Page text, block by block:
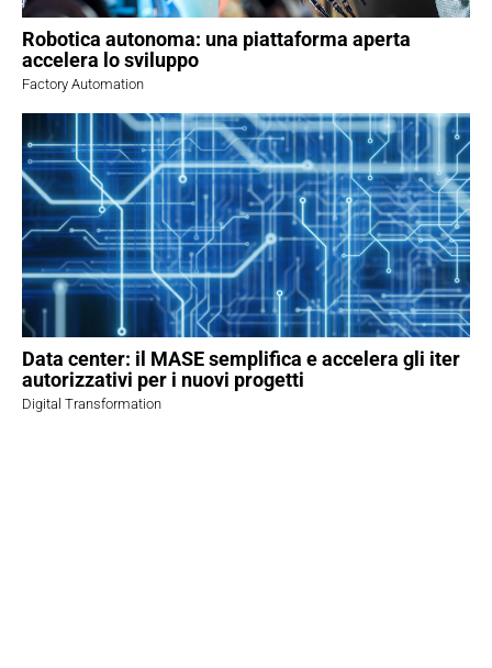
Robotica autonoma: una piattaforma aperta
accelera lo sviluppo
Factory Automation
Data center: il MASE semplifica e accelera gli iter
autorizzativi per i nuovi progetti
Digital Transformation